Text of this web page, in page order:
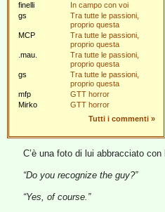
finelli
In campo con voi
gs
Tra tutte le passioni,
proprio questa
MCP
Tra tutte le passioni,
proprio questa
.mau.
Tra tutte le passioni,
proprio questa
gs
Tra tutte le passioni,
proprio questa
mfp
GTT horror
Mirko
GTT horror
Tutti i commenti »
C’è una foto di lui abbracciato con
“Do you recognize the guy?”
“Yes, of course.”